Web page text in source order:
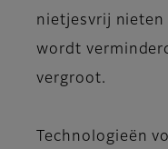
nietjesvrij nieten
wordt
vergroot.
Technologieën